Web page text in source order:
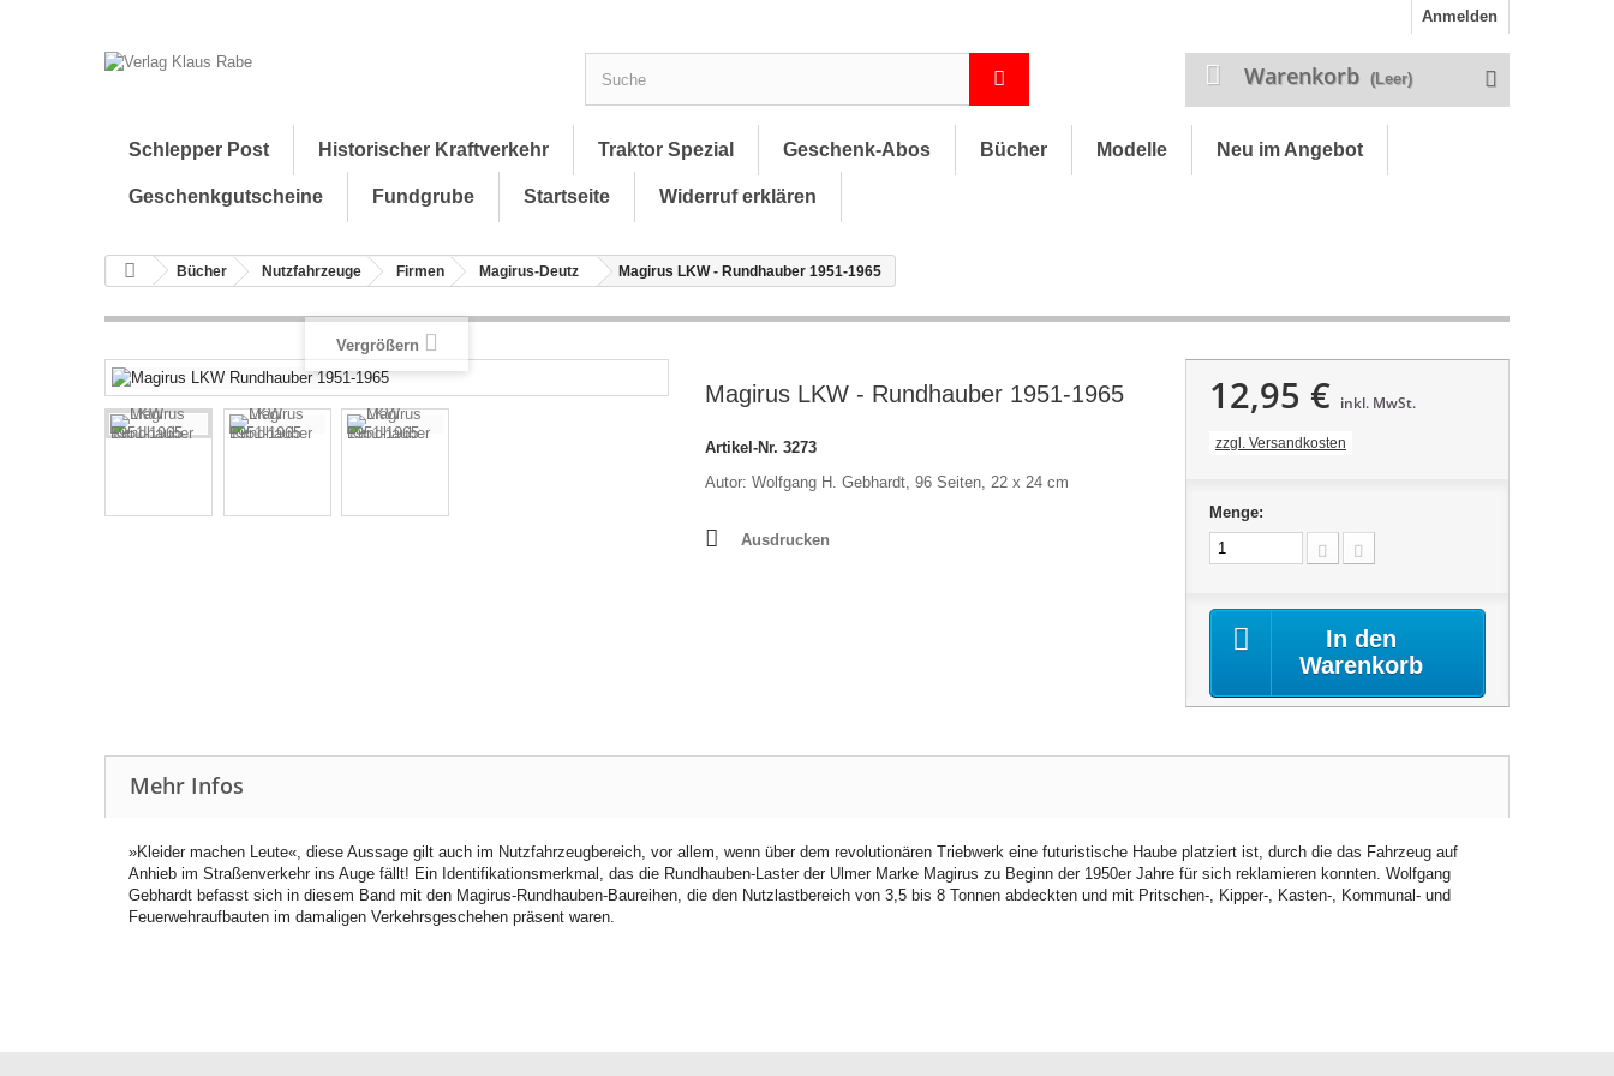
Anmelden
Warenkorb (Leer)
Schlepper Post Historischer Kraftverkehr Traktor Spezial Geschenk-Abos Bücher Modelle Neu im Angebot
Geschenkgutscheine Fundgrube Startseite Widerruf erklären
Bücher Nutzfahrzeuge Firmen Magirus-Deutz Magirus LKW - Rundhauber 1951-1965
Vergrößern
Magirus LKW - Rundhauber 1951-1965
Artikel-Nr. 3273
Autor: Wolfgang H. Gebhardt, 96 Seiten, 22 x 24 cm
Ausdrucken
12,95 € inkl. MwSt.
zzgl. Versandkosten
Menge:
In den
Warenkorb
Mehr Infos
»Kleider machen Leute«, diese Aussage gilt auch im Nutzfahrzeugbereich, vor allem, wenn über dem revolutionären Triebwerk eine futuristische Haube platziert ist, durch die das Fahrzeug auf
Anhieb im Straßenverkehr ins Auge fällt! Ein Identifikationsmerkmal, das die Rundhauben-Laster der Ulmer Marke Magirus zu Beginn der 1950er Jahre für sich reklamieren konnten. Wolfgang
Gebhardt befasst sich in diesem Band mit den Magirus-Rundhauben-Baureihen, die den Nutzlastbereich von 3,5 bis 8 Tonnen abdeckten und mit Pritschen-, Kipper-, Kasten-, Kommunal- und
Feuerwehraufbauten im damaligen Verkehrsgeschehen präsent waren.